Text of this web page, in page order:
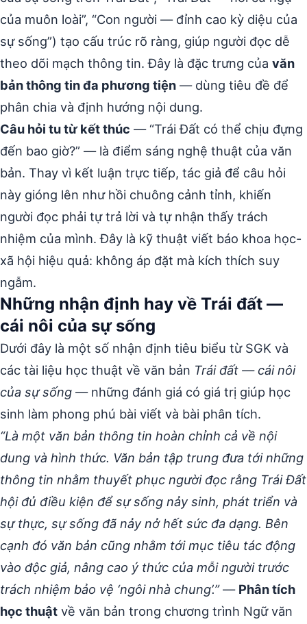
của muôn loài”, “Con người — đỉnh cao kỳ diệu của
sự sống”) tạo cấu trúc rõ ràng, giúp người đọc dễ
theo dõi mạch thông tin. Đây là đặc trưng của văn
bản thông tin đa phương tiện — dùng tiêu đề để
phân chia và định hướng nội dung.
Câu hỏi tu từ kết thúc — “Trái Đất có thể chịu đựng
đến bao giờ?” — là điểm sáng nghệ thuật của văn
bản. Thay vì kết luận trực tiếp, tác giả để câu hỏi
này gióng lên như hồi chuông cảnh tỉnh, khiến
người đọc phải tự trả lời và tự nhận thấy trách
nhiệm của mình. Đây là kỹ thuật viết báo khoa học-
xã hội hiệu quả: không áp đặt mà kích thích suy
ngẫm.
Những nhận định hay về Trái đất —
cái nôi của sự sống
Dưới đây là một số nhận định tiêu biểu từ SGK và
các tài liệu học thuật về văn bản Trái đất — cái nôi
của sự sống — những đánh giá có giá trị giúp học
sinh làm phong phú bài viết và bài phân tích.
“Là một văn bản thông tin hoàn chỉnh cả về nội
dung và hình thức. Văn bản tập trung đưa tới những
thông tin nhằm thuyết phục người đọc rằng Trái Đất
hội đủ điều kiện để sự sống nảy sinh, phát triển và
sự thực, sự sống đã nảy nở hết sức đa dạng. Bên
cạnh đó văn bản cũng nhằm tới mục tiêu tác động
vào độc giả, nâng cao ý thức của mỗi người trước
trách nhiệm bảo vệ ‘ngôi nhà chung’.”— Phân tích
học thuật về văn bản trong chương trình Ngữ văn